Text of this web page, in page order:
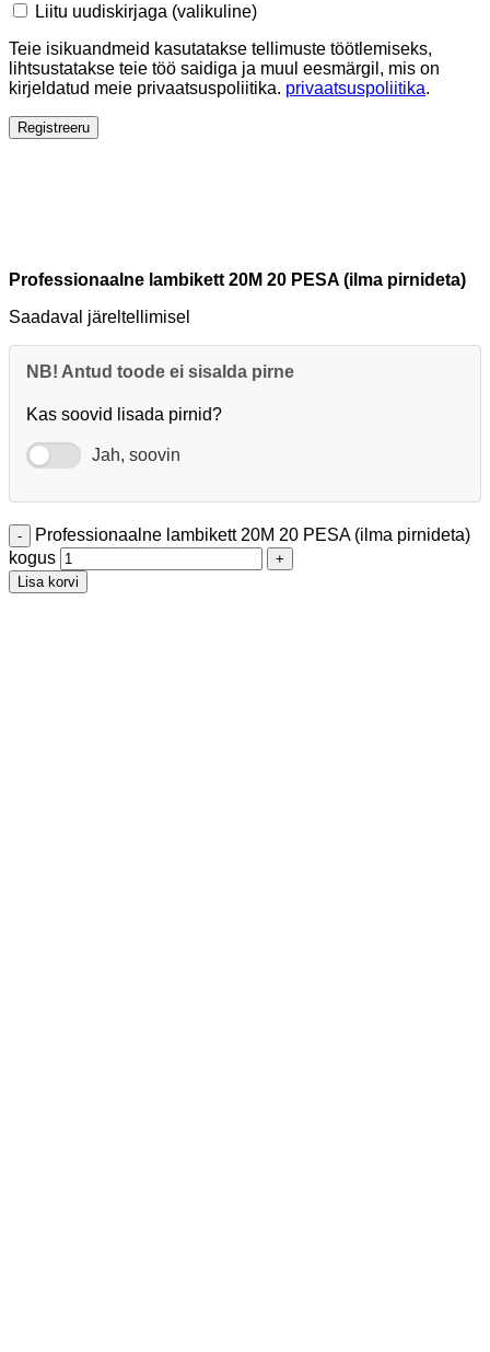
Liitu uudiskirjaga (valikuline)
Teie isikuandmeid kasutatakse tellimuste töötlemiseks,
lihtsustatakse teie töö saidiga ja muul eesmärgil, mis on
kirjeldatud meie privaatsuspoliitika. privaatsuspoliitika.
Registreeru
Professionaalne lambikett 20M 20 PESA (ilma pirnideta)
Saadaval järeltellimisel
NB! Antud toode ei sisalda pirne
Kas soovid lisada pirnid?
Jah, soovin
Professionaalne lambikett 20M 20 PESA (ilma pirnideta)
kogus
Lisa korvi